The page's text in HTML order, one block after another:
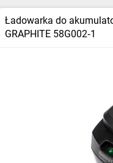
Ładowarka do
GRAPHITE 58G002‑1